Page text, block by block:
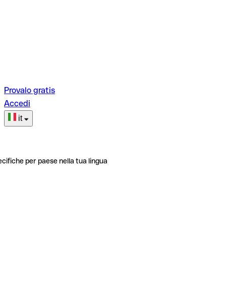
Provalo gratis
Accedi
it
per paese nella tua lingua